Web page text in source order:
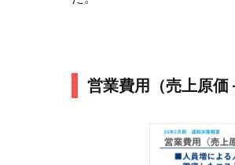
営業費用（売上原価